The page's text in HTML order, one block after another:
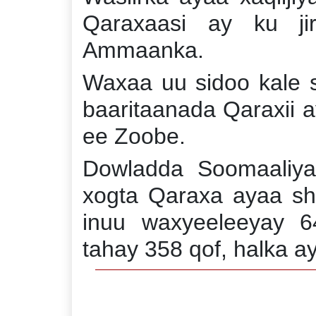
Qaraxaasi ay ku
Ammaanka.
Waxaa uu sidoo kale
baaritaanada Qaraxii
ee Zoobe.
Dowladda
xogta Qaraxa ayaa
inuu waxyeeleeyay
tahay 358 qof, halka